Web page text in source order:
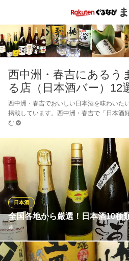
西中洲・春吉にあるう
る店（日本酒バー）12
西中洲・春吉でおいしい日本酒を味わいた
掲載しています。西中洲・春吉で「日本酒
む
全国各地から厳選！日本酒10種
蓮
日本酒
季節の野菜や魚に合う日本酒をご提